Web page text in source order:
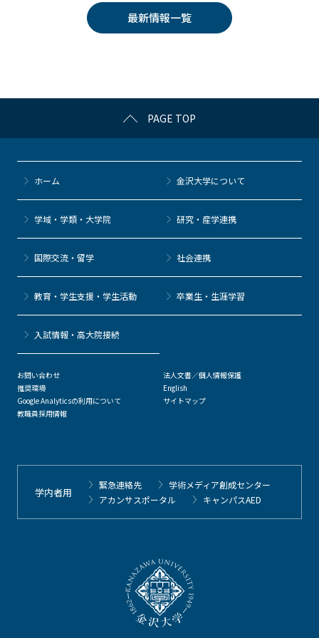
k
erk
et
n
a
最新情報一覧
PAGE TOP
ホーム 金沢大学について
学域・学類・大学院 研究・産学連携
国際交流・留学 社会連携
教育・学生支援・学生活動 卒業生・生涯学習
⼊試情報・高大院接続
お問い合わせ
推奨環境
Google Analyticsの利用について
教職員採用情報
法人文書／個人情報保護
English
サイトマップ
学内者用
緊急連絡先
学術メディア創成センター
アカンサスポータル
キャンパスAED